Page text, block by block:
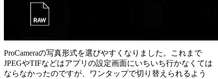
ProCameraの写真形式を選びやすくなりました。これまで
JPEGやTIFなどはアプリの設定画面にいちいち行かなくては
ならなかったのですが、ワンタップで切り替えられるよう